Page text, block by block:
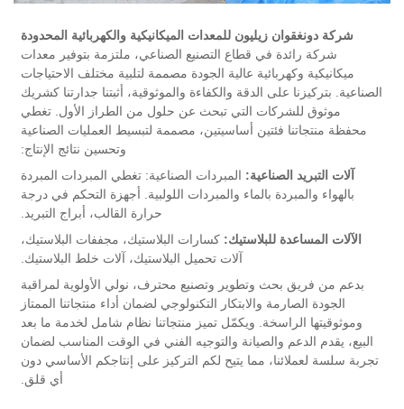
شركة دونغقوان زيليون للمعدات الميكانيكية والكهربائية المحدودة
شركة رائدة في قطاع التصنيع الصناعي، ملتزمة بتوفير معدات
ميكانيكية وكهربائية عالية الجودة مصممة لتلبية مختلف الاحتياجات
الصناعية. بتركيزنا على الدقة والكفاءة والموثوقية، أثبتنا جدارتنا كشريك
موثوق للشركات التي تبحث عن حلول من الطراز الأول. تغطي
محفظة منتجاتنا فئتين أساسيتين، مصممة لتبسيط العمليات الصناعية
وتحسين نتائج الإنتاج:
آلات التبريد الصناعية: المبردات الصناعية: تغطي المبردات المبردة
بالهواء والمبردة بالماء والمبردات اللولبية. أجهزة التحكم في درجة
حرارة القالب، أبراج التبريد.
الآلات المساعدة للبلاستيك: كسارات البلاستيك، مجففات البلاستيك،
آلات تحميل البلاستيك، آلات خلط البلاستيك.
بدعم من فريق بحث وتطوير وتصنيع محترف، نولي الأولوية لمراقبة
الجودة الصارمة والابتكار التكنولوجي لضمان أداء منتجاتنا الممتاز
وموثوقيتها الراسخة. ويكمّل تميز منتجاتنا نظام شامل لخدمة ما بعد
البيع، يقدم الدعم والصيانة والتوجيه الفني في الوقت المناسب لضمان
تجربة سلسة لعملائنا، مما يتيح لكم التركيز على إنتاجكم الأساسي دون
أي قلق.